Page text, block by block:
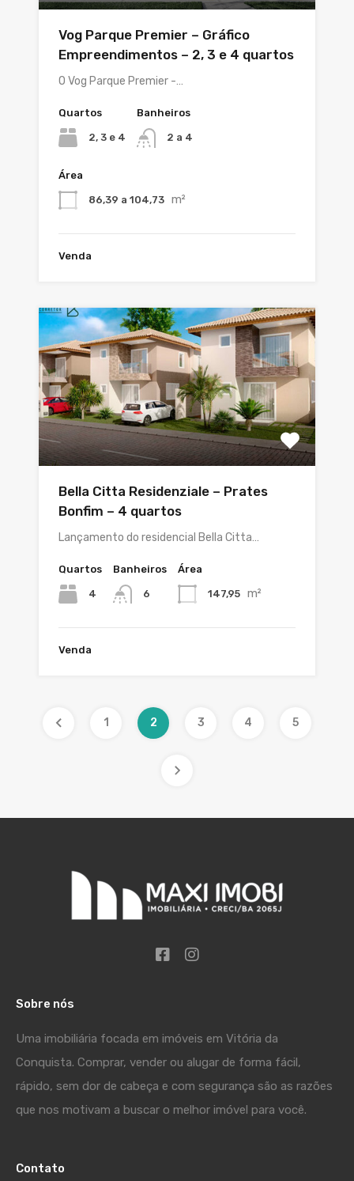
Vog Parque Premier – Gráfico
Empreendimentos – 2, 3 e 4 quartos
O Vog Parque Premier -…
Quartos
2, 3 e 4
Banheiros
2 a 4
Área
86,39 a 104,73 m²
Venda
Bella Citta Residenziale – Prates
Bonfim – 4 quartos
Lançamento do residencial Bella Citta…
Quartos
4
Banheiros
6
Área
147,95 m²
Venda
1 2 3 4 5
Sobre nós
Uma imobiliária focada em imóveis em Vitória da
Conquista. Comprar, vender ou alugar de forma fácil,
rápido, sem dor de cabeça e com segurança são as razões
que nos motivam a buscar o melhor imóvel para você.
Contato